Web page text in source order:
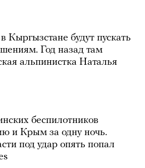
будут пускать
Год назад там
альпинистка Наталья
беспилотников
и Крым за одну ночь.
под удар опять попал